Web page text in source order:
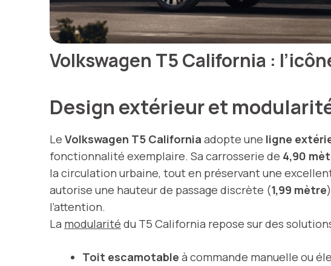
Volkswagen T5 California :
Design extérieur et
Le Volkswagen T5 California adopte une ligne
fonctionnalité exemplaire. Sa carrosserie de 4,90
la circulation urbaine, tout en préservant une
autorise une hauteur de passage discrète (1,99 mètre
l’attention.
La modularité du T5 California repose sur des
Toit escamotable à commande manuelle ou